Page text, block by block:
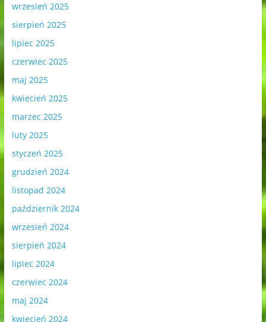
wrzesień 2025
sierpień 2025
lipiec 2025
czerwiec 2025
maj 2025
kwiecień 2025
marzec 2025
luty 2025
styczeń 2025
grudzień 2024
listopad 2024
październik 2024
wrzesień 2024
sierpień 2024
lipiec 2024
czerwiec 2024
maj 2024
kwiecień 2024